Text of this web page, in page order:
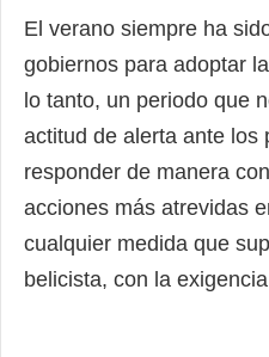
El verano siempre ha
gobiernos para adoptar
lo tanto, un periodo que
actitud de alerta ante los
responder de manera
acciones más atrevidas
cualquier medida que
belicista, con la